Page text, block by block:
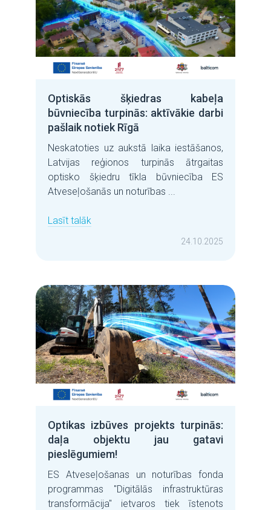
Optiskās šķiedras kabeļa
būvniecība turpinās: aktīvākie darbi
pašlaik notiek Rīgā
Neskatoties uz aukstā laika iestāšanos,
Latvijas reģionos turpinās ātrgaitas
optisko šķiedru tīkla būvniecība ES
Atveseļošanās un noturības ...
Lasīt talāk
24.10.2025
Optikas izbūves projekts turpinās:
daļa objektu jau gatavi
pieslēgumiem!
ES Atveseļošanas un noturības fonda
programmas "Digitālās infrastruktūras
transformācija" ietvaros tiek īstenots